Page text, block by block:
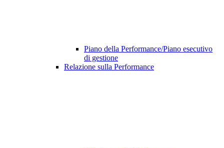
Piano della Performance/Piano esecutivo
di gestione
Relazione sulla Performance